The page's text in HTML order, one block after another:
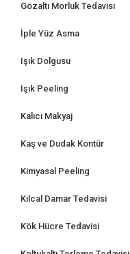
Gözaltı Morluk Tedavisi
İple Yüz Asma
Işık Dolgusu
Işık Peeling
Kalıcı Makyaj
Kaş ve Dudak Kontür
Kimyasal Peeling
Kılcal Damar Tedavisi
Kök Hücre Tedavisi